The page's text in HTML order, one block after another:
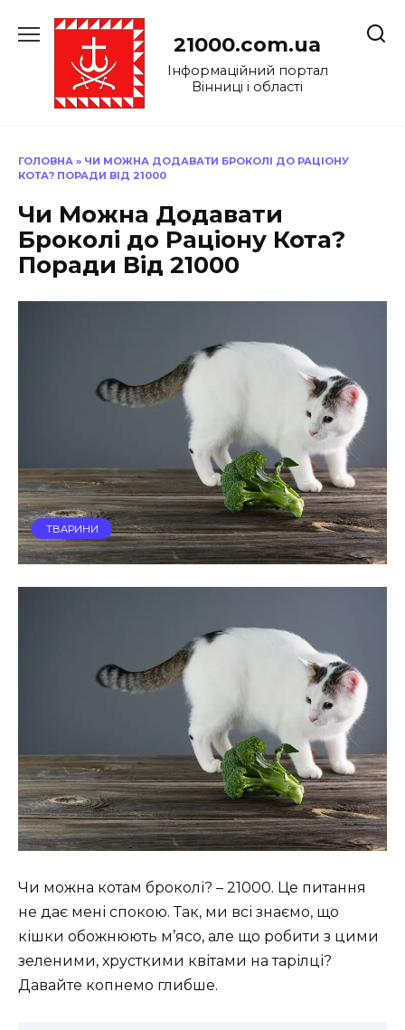
до
21000.com.ua
Інформаційний портал
Вінниці і області
ГОЛОВНА » ЧИ МОЖНА ДОДАВАТИ БРОКОЛІ ДО РАЦІОНУ
КОТА? ПОРАДИ ВІД 21000
Чи Можна Додавати
Броколі до Раціону Кота?
Поради Від 21000
ТВАРИНИ
Чи можна котам броколі? – 21000. Це питання
не дає мені спокою. Так, ми всі знаємо, що
кішки обожнюють м’ясо, але що робити з цими
зеленими, хрусткими квітами на тарілці?
Давайте копнемо глибше.